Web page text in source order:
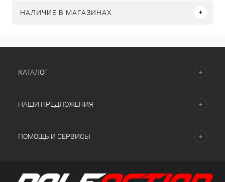
НАЛИЧИЕ В МАГАЗИНАХ
КАТАЛОГ
НАШИ ПРЕДЛОЖЕНИЯ
ПОМОЩЬ И СЕРВИСЫ